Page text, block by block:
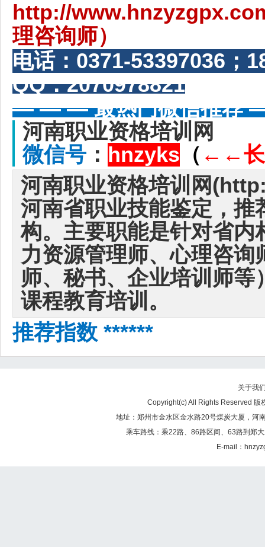
http://
理咨询师）
电话： 0371-53397036
QQ：2070978821
— — — 最热门微信推
河南职业资格培训网
微信号 ： hnzyks （ ← ←
河南职业资格培训网
河南省职业技能鉴定，推
构。主要职能是针对省内
力资源管理师、心理咨
师、秘书、企业培训师
课程教育培训。
推荐指数 ******
关于我
Copyright(c) All Rights Reserved 版
地址：郑州市金水区金水路20号煤炭大厦，河
乘车路线：乘22路、86路区间、63路到郑
E-mail：